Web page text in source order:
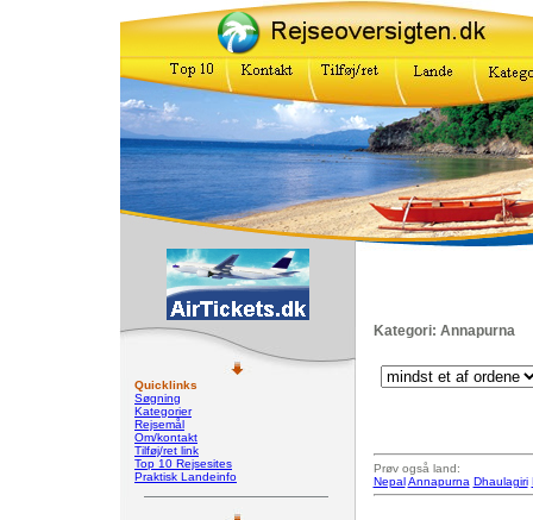
Quicklinks
Søgning
Kategorier
Rejsemål
Om/kontakt
Tilføj/ret link
Top 10 Rejsesites
Praktisk Landeinfo
Kategori: Annapurna
Prøv også land:
Nepal Annapurna Dhaulagiri